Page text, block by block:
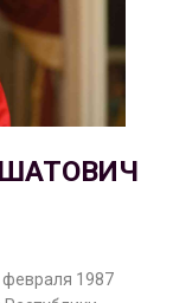
1987